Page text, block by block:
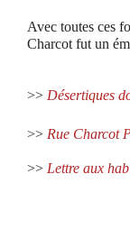
Avec toutes ces
Charcot fut un
>> Désertiques
>> Rue Charcot
>> Lettre aux